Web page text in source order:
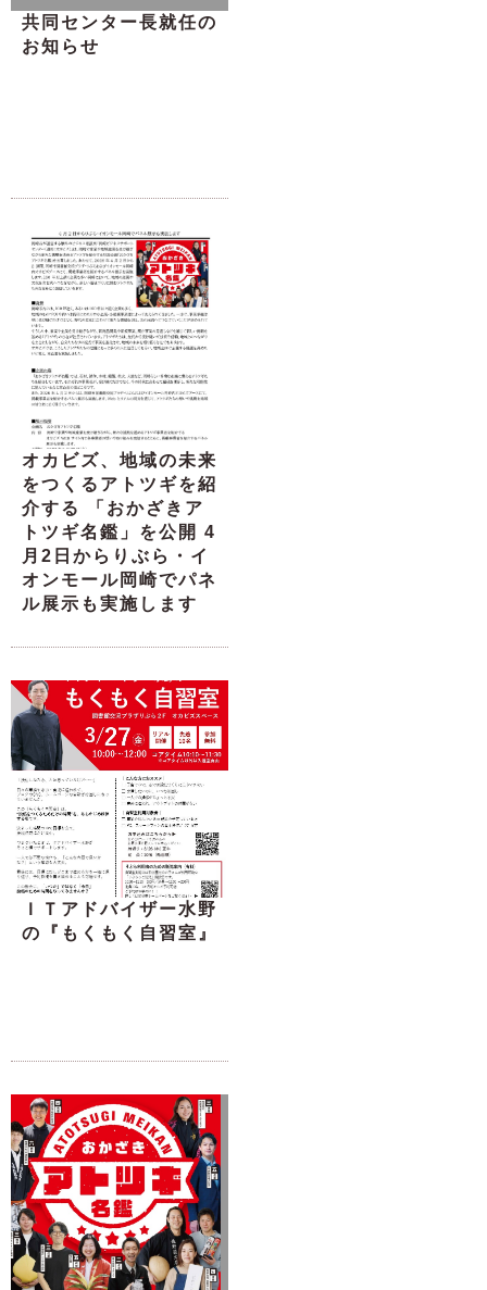
共同センター長就任の
お知らせ
オカビズ、地域の未来
をつくるアトツギを紹
介する 「おかざきア
トツギ名鑑」を公開 4
月2日からりぶら・イ
オンモール岡崎でパネ
ル展示も実施します
ＩＴアドバイザー水野
の『もくもく自習室』